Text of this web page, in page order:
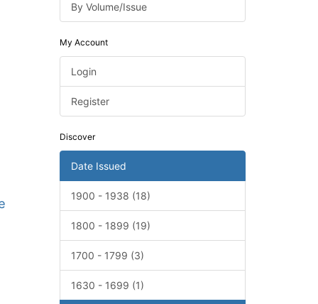
By Volume/Issue
My Account
Login
Register
Discover
Date Issued
1900 - 1938 (18)
1800 - 1899 (19)
1700 - 1799 (3)
1630 - 1699 (1)